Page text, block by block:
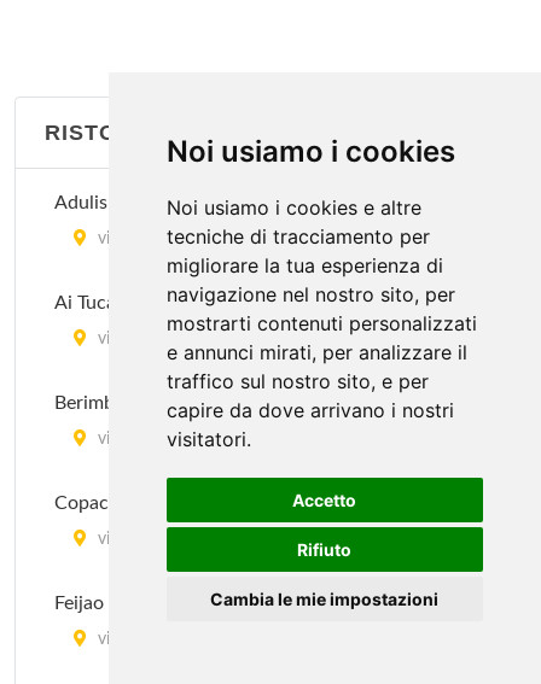
Noi usiamo i cookies
Noi usiamo i cookies e altre
tecniche di tracciamento per
migliorare la tua esperienza di
navigazione nel nostro sito, per
mostrarti contenuti personalizzati
e annunci mirati, per analizzare il
traffico sul nostro sito, e per
capire da dove arrivano i nostri
visitatori.
Accetto
Rifiuto
Cambia le mie impostazioni
RISTORANTI BRASILIANI
Adulis Pau Brasil
via Melzo 24, Milano
Ai Tucani
via Novara 342, Milano
Berimbao
via Marghera 43, Milano
Copacabana
via Giuseppe Tartini 13, Milano
Feijao Com Arroz
via Gian Francesco Pizzi 18, Milano